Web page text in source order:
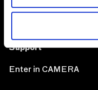
Support
Enter in CAMERA